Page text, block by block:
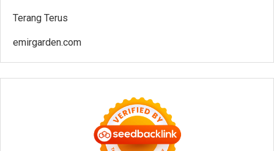
Terang Terus
emirgarden.com